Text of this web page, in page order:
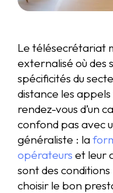
Le télésecrétariat
externalisé où des
spécificités du
distance les
rendez-vous d’un
confond pas avec
généraliste : la
opérateurs et leur
sont des
choisir le bon